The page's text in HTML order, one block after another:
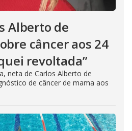
Alberto de
câncer aos 24
revoltada”
neta de Carlos Alberto de
de câncer de mama aos